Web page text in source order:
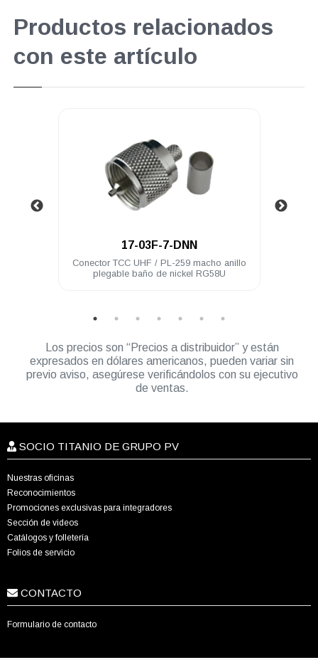
Productos relacionados
con este artículo
17-03F-7-DNN
Conector TCC UHF / PL-259 macho anillo
plegable baño de nickel RG58U
Los precios son “Precios a distribuidor” y están
expresados en dólares americanos, pueden variar sin
previo aviso, asegúrese verificándolos con su ejecutivo
de ventas.
SOCIO TITANIO DE GRUPO PV
Nuestras oficinas
Reconocimientos
Promociones exclusivas para integradores
Sección de videos
Catálogos y folletería
Folios de servicio
CONTACTO
Formulario de contacto